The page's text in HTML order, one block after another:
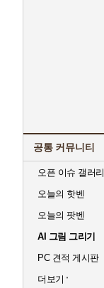
공통 커뮤니티
오픈 이슈 갤러리
오늘의 핫벤
오늘의 팟벤
AI 그림 그리기
PC 견적 게시판
더보기